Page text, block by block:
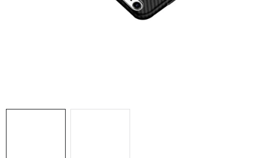
POUZDRA, OBALY NA APPLE AIRPODS